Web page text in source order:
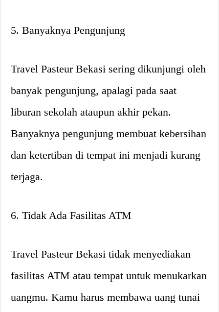
5. Banyaknya Pengunjung
Travel Pasteur Bekasi sering dikunjungi oleh
banyak pengunjung, apalagi pada saat
liburan sekolah ataupun akhir pekan.
Banyaknya pengunjung membuat kebersihan
dan ketertiban di tempat ini menjadi kurang
terjaga.
6. Tidak Ada Fasilitas ATM
Travel Pasteur Bekasi tidak menyediakan
fasilitas ATM atau tempat untuk menukarkan
uangmu. Kamu harus membawa uang tunai